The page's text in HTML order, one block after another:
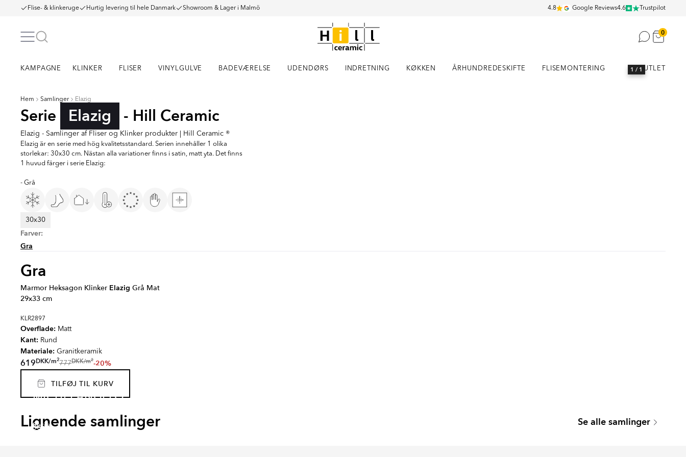
Flise- & klinkeruge Hurtig levering til hele Danmark Showroom & Lager i Malmö 4.8 Google Reviews4.6 Trustpilot
0
KAMPAGNE KLINKER FLISER VINYLGULVE BADEVÆRELSE UDENDØRS INDRETNING KØKKEN ÅRHUNDREDESKIFTE FLISEMONTERING OUTLET
Hem Samlinger Elazig
Serie Elazig - Hill Ceramic
Elazig - Samlinger af Fliser og Klinker produkter | Hill Ceramic ®
Elazig är en serie med hög kvalitetsstandard. Serien innehåller 1 olika
storlekar: 30x30 cm. Nästan alla variationer finns i satin, matt yta. Det finns
1 huvud färger i serie Elazig:
- Grå
30x30
Farver:
Gra
1 / 1
Gra
Marmor Heksagon Klinker Elazig Grå Mat
29x33 cm
KLR2897
Overflade: Matt
Kant: Rund
Materiale: Granitkeramik
619DKK/m2777DKK/m2-20%
TILFØJ TIL KURV
Lignende samlinger Se alle samlinger
Serie
MICHELANGELO
CARRARA
Serie